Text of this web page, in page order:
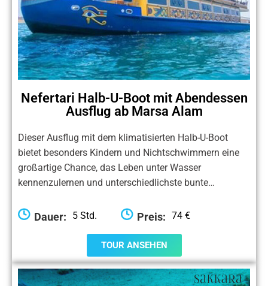
Nefertari Halb-U-Boot mit Abendessen
Ausflug ab Marsa Alam
Dieser Ausflug mit dem klimatisierten Halb-U-Boot
bietet besonders Kindern und Nichtschwimmern eine
großartige Chance, das Leben unter Wasser
kennenzulernen und unterschiedlichste bunte…
Dauer: 5 Std. Preis: 74 €
TOUR ANSEHEN